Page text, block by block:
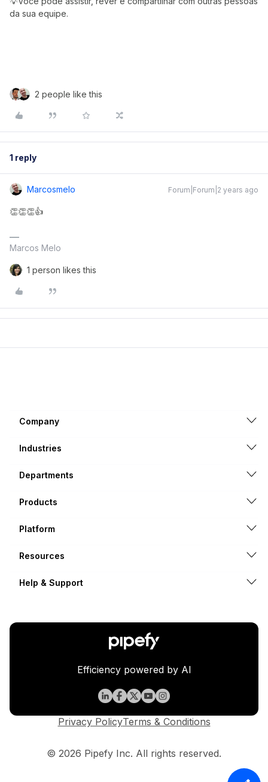
da sua equipe.
2 people like this
1 reply
Marcosmelo Forum|Forum|2 years ago
👏👏👏👍
Marcos Melo
1 person likes this
Company
Industries
Departments
Products
Platform
Resources
Help & Support
Efficiency powered by AI
© 2026 Pipefy Inc. All rights reserved.
Privacy PolicyTerms & Conditions